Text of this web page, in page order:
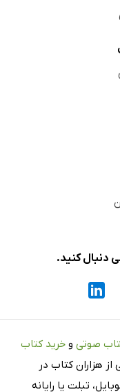
دنبال کنید.
صوتی و خرید کتاب
هزاران کتاب در
تبلت یا رایانه